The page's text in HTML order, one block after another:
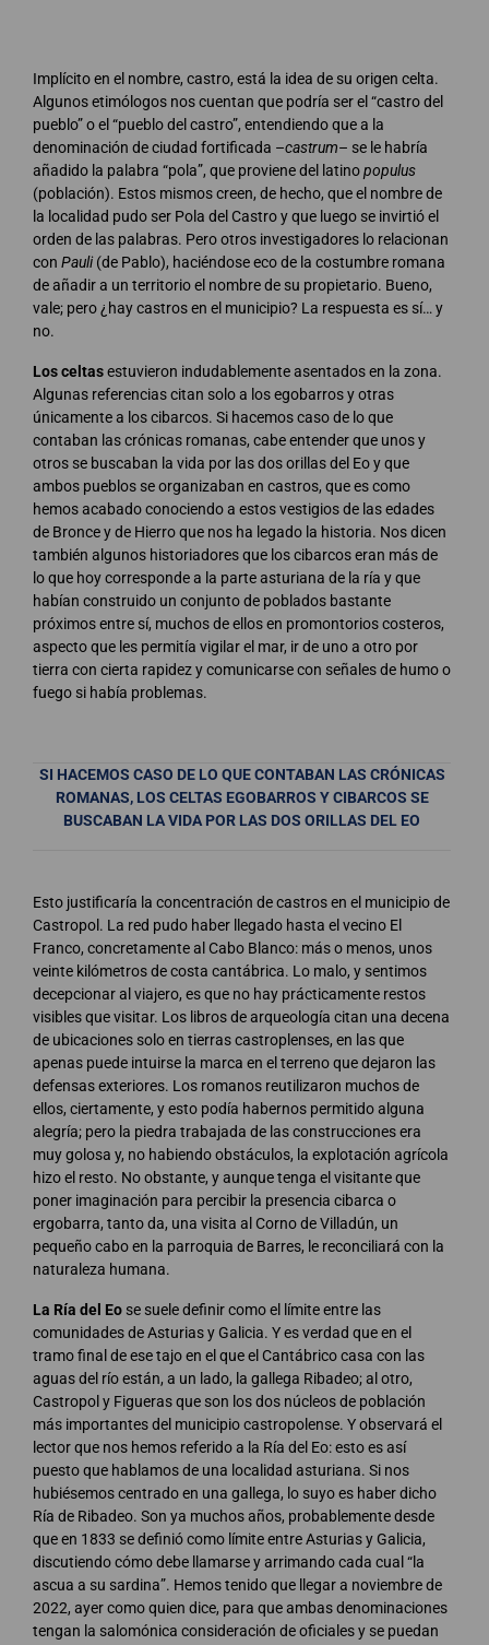
Implícito en el nombre, castro, está la idea de su origen celta.
Algunos etimólogos nos cuentan que podría ser el “castro del
pueblo” o el “pueblo del castro”, entendiendo que a la
denominación de ciudad fortificada –castrum– se le habría
añadido la palabra “pola”, que proviene del latinopopulus
(población). Estos mismos creen, de hecho, que el nombre de
la localidad pudo ser Pola del Castro y que luego se invirtió el
orden de las palabras. Pero otros investigadores lo relacionan
con Pauli(de Pablo), haciéndose eco de la costumbre romana
de añadir a un territorio el nombre de su propietario. Bueno,
vale; pero ¿hay castros en el municipio? La respuesta es sí… y
no.
Los celtasestuvieron indudablemente asentados en la zona.
Algunas referencias citan solo a los egobarros y otras
únicamente a los cibarcos. Si hacemos caso de lo que
contaban las crónicas romanas, cabe entender que unos y
otros se buscaban la vida por las dos orillas del Eo y que
ambos pueblos se organizaban en castros, que es como
hemos acabado conociendo a estos vestigios de las edades
de Bronce y de Hierro que nos ha legado la historia. Nos dicen
también algunos historiadores que los cibarcos eran más de
lo que hoy corresponde a la parte asturiana de la ría y que
habían construido un conjunto de poblados bastante
próximos entre sí, muchos de ellos en promontorios costeros,
aspecto que les permitía vigilar el mar, ir de uno a otro por
tierra con cierta rapidez y comunicarse con señales de humo o
fuego si había problemas.
SI HACEMOS CASO DE LO QUE CONTABAN LAS CRÓNICAS
ROMANAS, LOS CELTAS EGOBARROS Y CIBARCOS SE
BUSCABAN LA VIDA POR LAS DOS ORILLAS DEL EO
Esto justificaría la concentración de castros en el municipio de
Castropol. La red pudo haber llegado hasta el vecino El
Franco, concretamente al Cabo Blanco: más o menos, unos
veinte kilómetros de costa cantábrica. Lo malo, y sentimos
decepcionar al viajero, es que no hay prácticamente restos
visibles que visitar. Los libros de arqueología citan una decena
de ubicaciones solo en tierras castroplenses, en las que
apenas puede intuirse la marca en el terreno que dejaron las
defensas exteriores. Los romanos reutilizaron muchos de
ellos, ciertamente, y esto podía habernos permitido alguna
alegría; pero la piedra trabajada de las construcciones era
muy golosa y, no habiendo obstáculos, la explotación agrícola
hizo el resto. No obstante, y aunque tenga el visitante que
poner imaginación para percibir la presencia cibarca o
ergobarra, tanto da, una visita al Corno de Villadún, un
pequeño cabo en la parroquia de Barres, le reconciliará con la
naturaleza humana.
La Ría del Eo se suele definir como el límite entre las
comunidades de Asturias y Galicia. Y es verdad que en el
tramo final de ese tajo en el que el Cantábrico casa con las
aguas del río están, a un lado, la gallega Ribadeo; al otro,
Castropol y Figueras que son los dos núcleos de población
más importantes del municipio castropolense. Y observará el
lector que nos hemos referido a la Ría del Eo: esto es así
puesto que hablamos de una localidad asturiana. Si nos
hubiésemos centrado en una gallega, lo suyo es haber dicho
Ría de Ribadeo. Son ya muchos años, probablemente desde
que en 1833 se definió como límite entre Asturias y Galicia,
discutiendo cómo debe llamarse y arrimando cada cual “la
ascua a su sardina”. Hemos tenido que llegar a noviembre de
2022, ayer como quien dice, para que ambas denominaciones
tengan la salomónica consideración de oficiales y se puedan